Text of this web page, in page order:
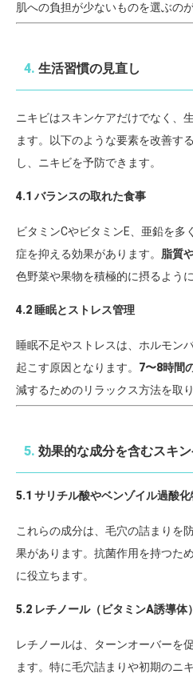
肌への負担が少ないものを選ぶの
4. 生活習慣の見直し
ニキビはスキンケアだけでなく、
ます。以下のような要素を改善す
し、ニキビを予防できます。
4.1 バランスの取れた食事
ビタミンCやビタミンE、亜鉛を多
症を抑える効果があります。 脂質
色野菜や果物を積極的に摂るよう
4.2 睡眠とストレス管理
睡眠不足やストレスは、ホルモン
起こす原因となります。 7〜8時間
減するためのリラックス方法を取
5. 効果的な成分を含むスキ
5.1 サリチル酸やベンゾイル過酸化
これらの成分は、毛穴の詰まりを
果があります。抗菌作用を持つた
に役立ちます。
5.2 レチノール（ビタミンA誘導体）
レチノールは、ターンオーバーを
ます。特に毛穴詰まりや初期のニ